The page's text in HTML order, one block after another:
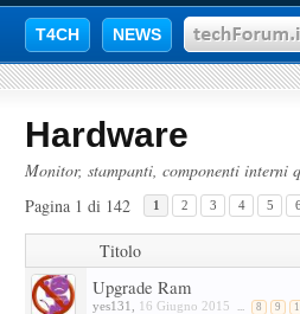
T4CH NEWS
Hardware
Monitor, stampanti, componenti interni
Pagina 1 di 142
1 2 3 4 5 6
Titolo
Upgrade Ram
yes131 16 Giugno 2015 ... 8 9